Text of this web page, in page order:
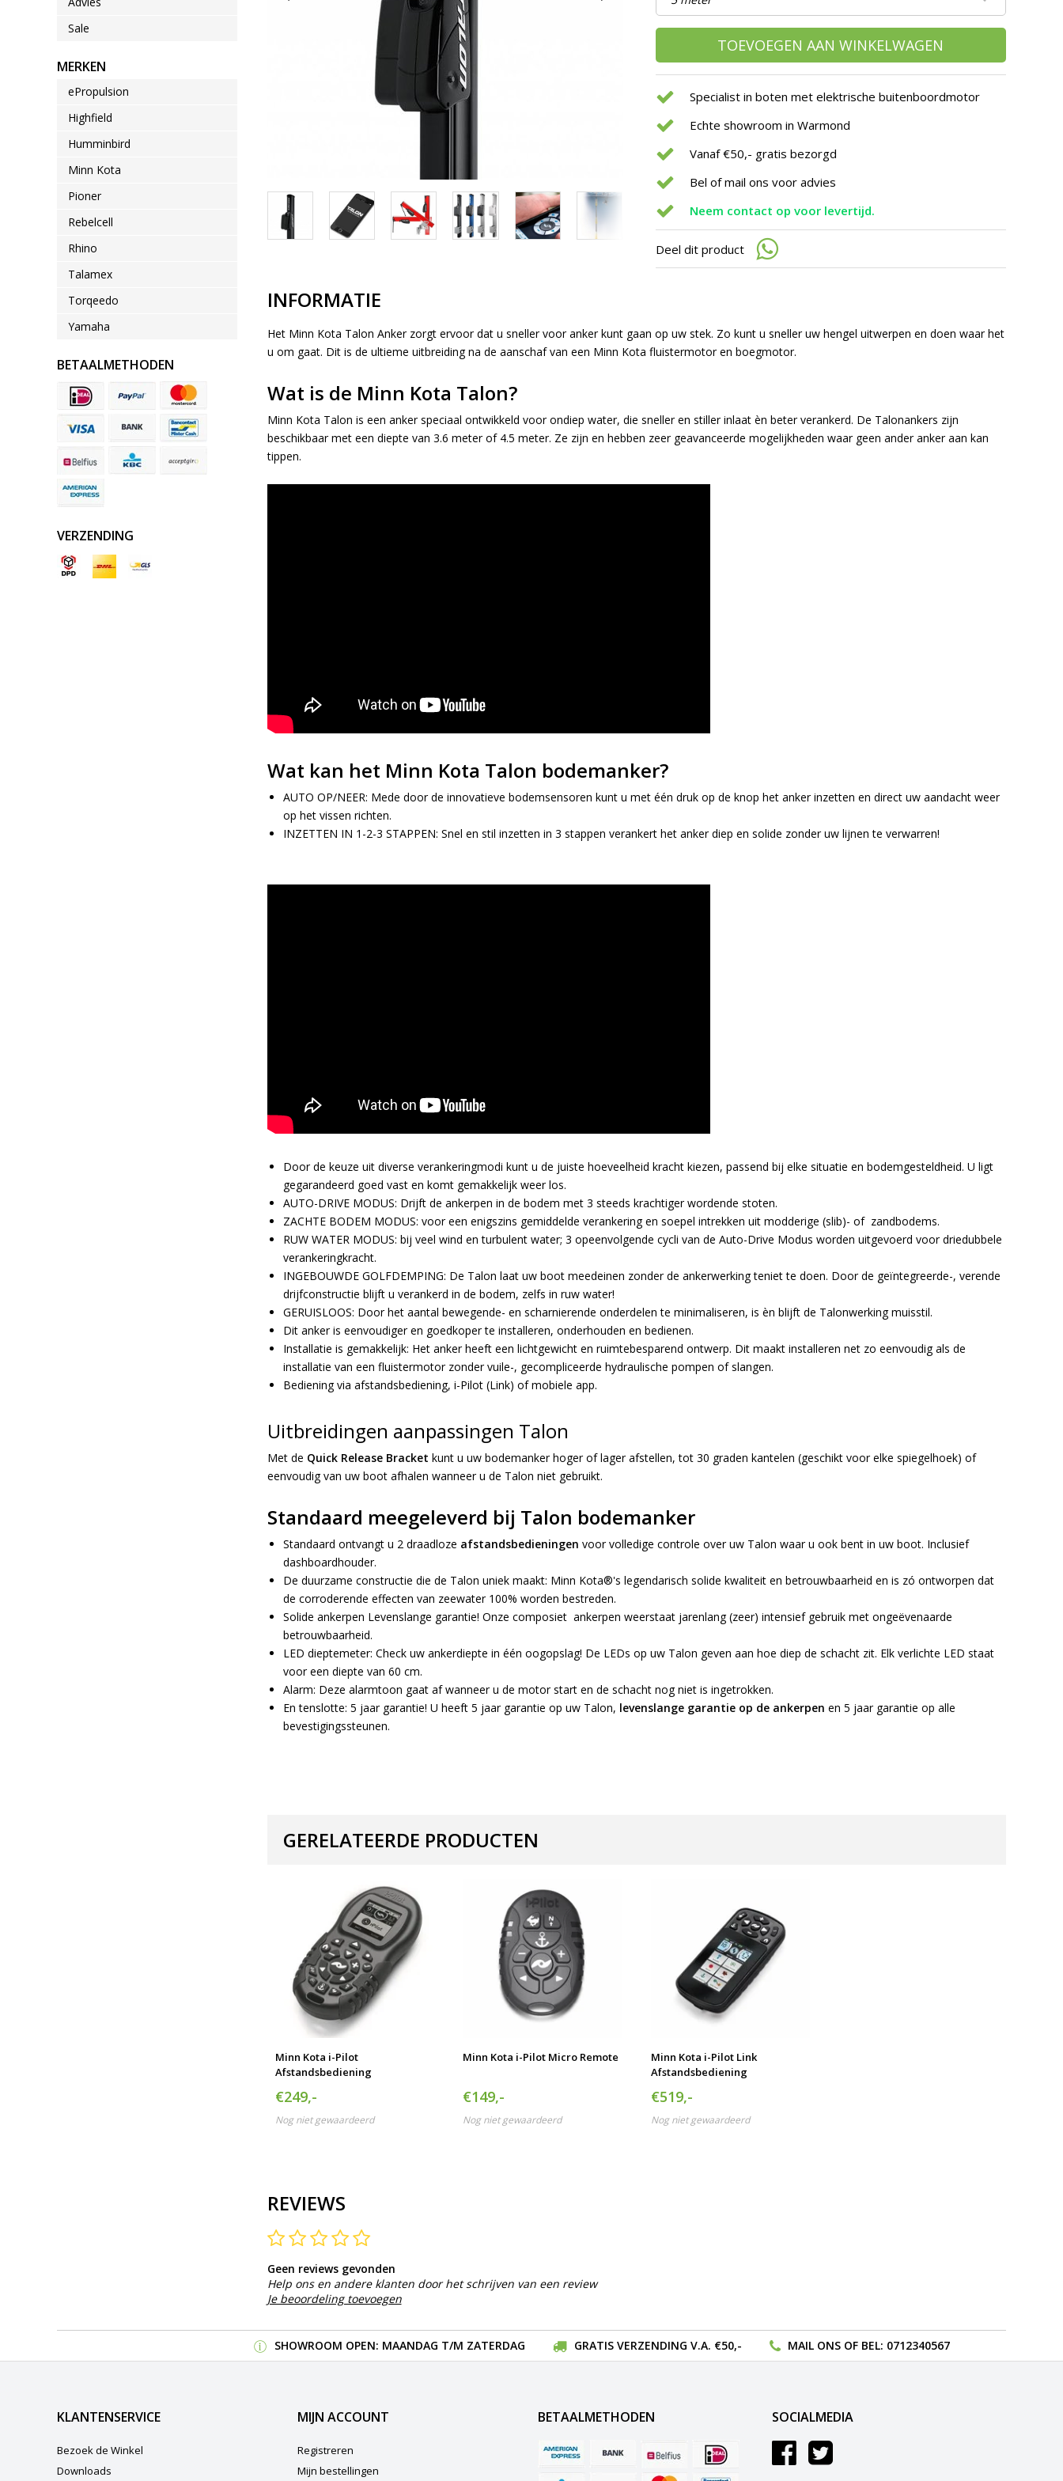
gaan.
Als
u
met
aanraaktoetsen
werkt,
kunt
u
en
swipetekens
gebruiken.
Sale
MERKEN
ePropulsion
Highfield
Humminbird
Minn Kota
Pioner
Rebelcell
Rhino
Talamex
Torqeedo
Yamaha
BETAALMETHODEN
VERZENDING
TOEVOEGEN AAN WINKELWAGEN
Specialist in boten met elektrische buitenboordmotor
Echte showroom in Warmond
Vanaf €50,- gratis bezorgd
Bel of mail ons voor advies
Neem contact op voor levertijd.
Deel dit product
INFORMATIE
Het Minn Kota Talon Anker zorgt ervoor dat u sneller voor anker kunt gaan op uw stek. Zo kunt u sneller uw hengel uitwerpen en doen waar het
u om gaat. Dit is de ultieme uitbreiding na de aanschaf van een Minn Kota fluistermotor en boegmotor.
Wat is de Minn Kota Talon?
Minn Kota Talon is een anker speciaal ontwikkeld voor ondiep water, die sneller en stiller inlaat èn beter verankerd. De Talonankers zijn
beschikbaar met een diepte van 3.6 meter of 4.5 meter. Ze zijn en hebben zeer geavanceerde mogelijkheden waar geen ander anker aan kan
tippen.
Wat kan het Minn Kota Talon bodemanker?
AUTO OP/NEER: Mede door de innovatieve bodemsensoren kunt u met één druk op de knop het anker inzetten en direct uw aandacht weer
op het vissen richten.
INZETTEN IN 1-2-3 STAPPEN: Snel en stil inzetten in 3 stappen verankert het anker diep en solide zonder uw lijnen te verwarren!
Door de keuze uit diverse verankeringmodi kunt u de juiste hoeveelheid kracht kiezen, passend bij elke situatie en bodemgesteldheid. U ligt
gegarandeerd goed vast en komt gemakkelijk weer los.
AUTO-DRIVE MODUS: Drijft de ankerpen in de bodem met 3 steeds krachtiger wordende stoten.
ZACHTE BODEM MODUS: voor een enigszins gemiddelde verankering en soepel intrekken uit modderige (slib)- of zandbodems.
RUW WATER MODUS: bij veel wind en turbulent water; 3 opeenvolgende cycli van de Auto-Drive Modus worden uitgevoerd voor driedubbele
verankeringkracht.
INGEBOUWDE GOLFDEMPING: De Talon laat uw boot meedeinen zonder de ankerwerking teniet te doen. Door de geïntegreerde-, verende
drijfconstructie blijft u verankerd in de bodem, zelfs in ruw water!
GERUISLOOS: Door het aantal bewegende- en scharnierende onderdelen te minimaliseren, is èn blijft de Talonwerking muisstil.
Dit anker is eenvoudiger en goedkoper te installeren, onderhouden en bedienen.
Installatie is gemakkelijk: Het anker heeft een lichtgewicht en ruimtebesparend ontwerp. Dit maakt installeren net zo eenvoudig als de
installatie van een fluistermotor zonder vuile-, gecompliceerde hydraulische pompen of slangen.
Bediening via afstandsbediening, i-Pilot (Link) ofmobiele app.
Uitbreidingen aanpassingen Talon
Met de Quick Release Bracket kunt u uw bodemanker hoger of lager afstellen, tot 30 graden kantelen (geschikt voor elke spiegelhoek) of
eenvoudig van uw boot afhalen wanneer u de Talon niet gebruikt.
Standaard meegeleverd bij Talon bodemanker
Standaard ontvangt u 2 draadloze afstandsbedieningen voor volledige controle over uw Talon waar u ook bent in uw boot. Inclusief
dashboardhouder.
De duurzame constructie die de Talon uniek maakt: Minn Kota®'s legendarisch solide kwaliteit en betrouwbaarheid en is zó ontworpen dat
de corroderende effecten van zeewater 100% worden bestreden.
Solide ankerpen Levenslange garantie! Onze composiet ankerpen weerstaat jarenlang (zeer) intensief gebruik met ongeëvenaarde
betrouwbaarheid.
LED dieptemeter: Check uw ankerdiepte in één oogopslag! De LEDs op uw Talon geven aan hoe diep de schacht zit. Elk verlichte LED staat
voor een diepte van 60 cm.
Alarm: Deze alarmtoon gaat af wanneer u de motor start en de schacht nog niet is ingetrokken.
En tenslotte: 5 jaar garantie! U heeft 5 jaar garantie op uw Talon, levenslange garantie op de ankerpen en 5 jaar garantie op alle
bevestigingssteunen.
GERELATEERDE PRODUCTEN
Minn Kota i-Pilot
Afstandsbediening
€249,-
Nog niet gewaardeerd
Minn Kota i-Pilot Micro Remote
€149,-
Nog niet gewaardeerd
Minn Kota i-Pilot Link
Afstandsbediening
€519,-
Nog niet gewaardeerd
REVIEWS
Geen reviews gevonden
Help ons en andere klanten door het schrijven van een review
Je beoordeling toevoegen
SHOWROOM OPEN: MAANDAG T/M ZATERDAG GRATIS VERZENDING V.A. €50,- MAIL ONSOF BEL: 0712340567
KLANTENSERVICE
Bezoek de Winkel
Downloads
MIJN ACCOUNT
Registreren
Mijn bestellingen
BETAALMETHODEN SOCIALMEDIA